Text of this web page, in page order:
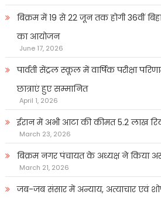
बिक्रम में 19 से 22 जून तक होगी 36वीं
का आयोजन
June 17, 2026
पार्वती सेंट्रल स्कूल में वार्षिक परीक्षा
छात्राएं हुए सम्मानित
April 1, 2026
ईरान में अभी आटा की कीमत 5.2 लाख
March 23, 2026
बिक्रम नगर पंचायत के अध्यक्ष ने किया
March 21, 2026
जब-जब संसार में अन्याय, अत्याचार एवं